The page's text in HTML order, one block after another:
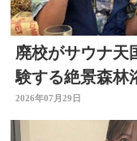
廃校がサウナ天
験する絶景森林
2026年07月29日